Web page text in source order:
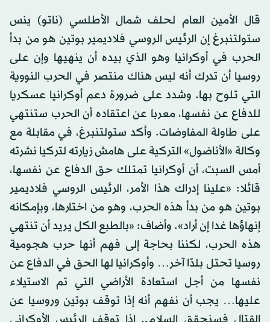
قال الأمين العام لحلف شمال الأطلسي (ناتو) ينس
ستولتنبرغ إن الرئيس الروسي فلاديمير بوتين هو من بدأ
الحرب في أوكرانيا وهو الذي بيده أن ينهيها وإن على
روسيا أن تدرك أنه ليس هناك منتصر في الحرب النووية
التي تلوح بها. وشدد على ضرورة دعم أوكرانيا عسكريا
للدفاع عن نفسها، معربا عن اعتقاده أن الحرب ستنتهي
على طاولة المفاوضات. وأكد ستولتنبرغ، في مقابلة مع
وكالة «الأناضول» التركية على هامش زيارته لتركيا نشرته
أمس السبت، أن أوكرانيا تمتلك حق الدفاع عن نفسها،
قائلا: «علينا إدراك هذا الأمر، الرئيس الروسي فلاديمير
بوتين هو من بدأ هذه الحرب، وهو من اختارها، وبإمكانه
إنهاؤها غدا إن أراد». وأضاف: «بالطبع الكل يريد أن تنتهي
هذه الحرب، لكننا بحاجة إلى فهم أنها حرب هجومية
روسيا تحتل بلدًا آخر… وأوكرانيا لها الحق في الدفاع عن
نفسها من أجل استعادة الأراضي التي تم الاستيلاء
عليها… يجب أن نفهم أنه إذا توقف بوتين وروسيا عن